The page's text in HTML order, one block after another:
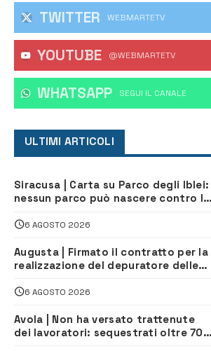
TWITTER WEBMARTETV
YOUTUBE @WEBMARTETV
WHATSAPP ‎SEGUI IL CANALE
ULTIMI ARTICOLI
Siracusa | Carta su Parco degli Iblei:
nessun parco può nascere contro le
6 AGOSTO 2026
Augusta | Firmato il contratto per la
realizzazione del depuratore delle
6 AGOSTO 2026
Avola | Non ha versato trattenute
dei lavoratori: sequestrati oltre 700